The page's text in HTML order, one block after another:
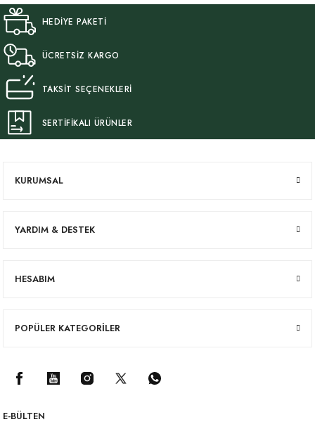
HEDİYE PAKETİ
ÜCRETSİZ KARGO
TAKSİT SEÇENEKLERİ
SERTİFİKALI ÜRÜNLER
KURUMSAL
YARDIM & DESTEK
HESABIM
POPÜLER KATEGORİLER
E-BÜLTEN